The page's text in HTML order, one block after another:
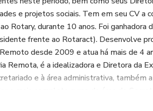
e projetos sociais. Tem em seu CV a
Rotary, durante 10 anos. Foi ganhadora
frente ao Rotaract). Desenvolve
desde 2009 e atua há mais de 4
Remota, é a idealizadora e Diretora da
e à área administrativa, também
com a Especialista, professora do